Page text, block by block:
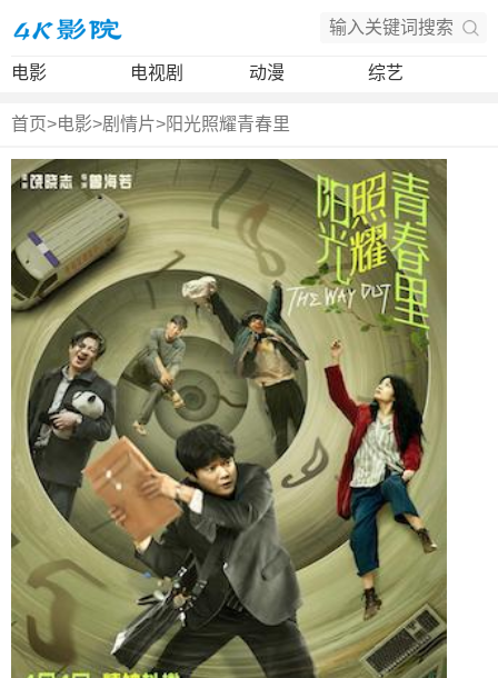
电影 电视剧 动漫 综艺
首页>电影>剧情片>阳光照耀青春里